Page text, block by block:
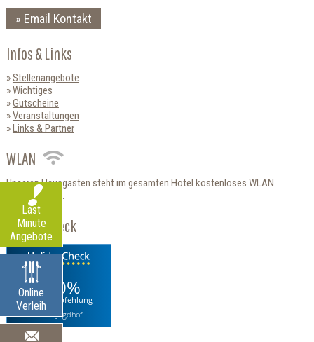
Email Kontakt
Infos & Links
Stellenangebote
Wichtiges
Gutscheine
Veranstaltungen
Links & Partner
WLAN
Unseren Hausgästen steht im gesamten Hotel kostenloses WLAN
zur Verfügung.
HolidayCheck
100%
Weiterempfehlung
Hotel Jagdhof
Online
Verleih
Last
Minute
Angebote